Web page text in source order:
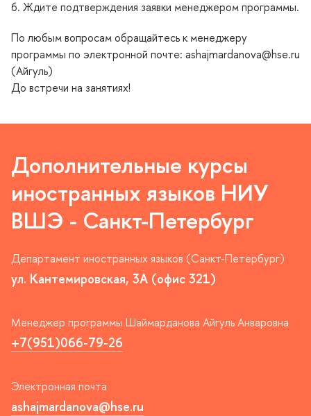
6. Ждите подтверждения заявки менеджером программы.
По любым вопросам обращайтесь к менеджеру
программы по электронной почте: ashajmardanova@hse.ru
(Айгуль)
До встречи на занятиях!
Дополнительные курсы
иностранных языков НИУ
ШЭ - Санкт-Петербур
Департамент иностранных языков (Санкт-Петербург)
ул. Кантемировская, 3А (офис 321)
Менеджер программы Шаймарданова Айгуль Анваровна
+7(951)066-79-26
Электронная почта
ashajmardanova@hse.ru